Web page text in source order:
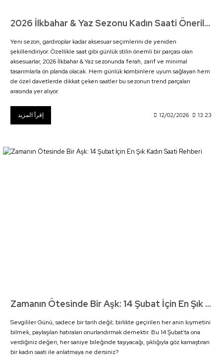
2026 İlkbahar & Yaz Sezonu Kadın Saati Önerileri
Yeni sezon, gardıroplar kadar aksesuar seçimlerini de yeniden
şekillendiriyor. Özellikle saat gibi günlük stilin önemli bir parçası olan
aksesuarlar, 2026 İlkbahar & Yaz sezonunda ferah, zarif ve minimal
tasarımlarla ön planda olacak. Hem günlük kombinlere uyum sağlayan hem
de özel davetlerde dikkat çeken saatler bu sezonun trend parçaları
arasında yer alıyor.
إقرأ المزيد 12/02/2026 13:23
Zamanın Ötesinde Bir Aşk: 14 Şubat İçin En Şık Kadın Saati Rehberi
Sevgililer Günü, sadece bir tarih değil; birlikte geçirilen her anın kıymetini
bilmek, paylaşılan hatıraları onurlandırmak demektir. Bu 14 Şubat’ta ona
verdiğiniz değeri, her saniye bileğinde taşıyacağı, şıklığıyla göz kamaştıran
bir kadın saati ile anlatmaya ne dersiniz?